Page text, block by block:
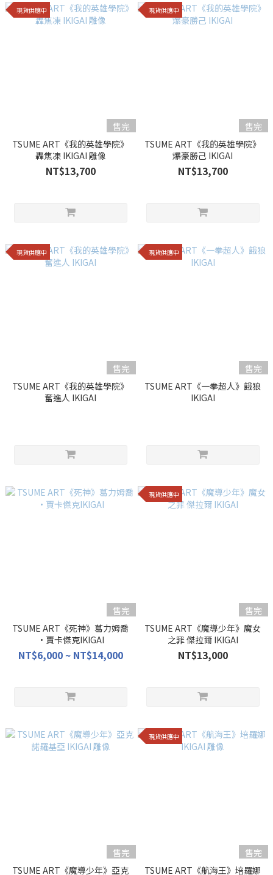
現貨供應中
售完
TSUME ART《我的英雄學院》
轟焦凍 IKIGAI 雕像
NT$13,700
現貨供應中
售完
TSUME ART《我的英雄學院》
爆豪勝己 IKIGAI
NT$13,700
現貨供應中
售完
TSUME ART《我的英雄學院》
奮進人 IKIGAI
現貨供應中
售完
TSUME ART《一拳超人》餓狼
IKIGAI
售完
TSUME ART《死神》葛力姆喬
·賈卡傑克IKIGAI
NT$6,000 ~ NT$14,000
現貨供應中
售完
TSUME ART《魔導少年》魔女
之罪 傑拉爾 IKIGAI
NT$13,000
售完
TSUME ART《魔導少年》亞克
現貨供應中
售完
TSUME ART《航海王》培羅娜